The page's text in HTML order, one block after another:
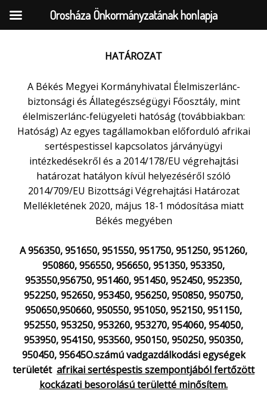
content
HATÁROZAT
A Békés Megyei Kormányhivatal Élelmiszerlánc-
biztonsági és Állategészségügyi Főosztály, mint
élelmiszerlánc-felügyeleti hatóság (továbbiakban:
Hatóság) Az egyes tagállamokban előforduló afrikai
sertéspestissel kapcsolatos járványügyi
intézkedésekről és a 2014/178/EU végrehajtási
határozat hatályon kívül helyezéséről szóló
2014/709/EU Bizottsági Végrehajtási Határozat
Mellékletének 2020, május 18-1 módosítása miatt
Békés megyében
A 956350, 951650, 951550, 951750, 951250, 951260,
950860, 956550, 956650, 951350, 953350,
953550,956750, 951460, 951450, 952450, 952350,
952250, 952650, 953450, 956250, 950850, 950750,
950650,950660, 950550, 951050, 952150, 951150,
952550, 953250, 953260, 953270, 954060, 954050,
953950, 954150, 953560, 950150, 950250, 950350,
950450, 95645O.számú vadgazdálkodási egységek
területét afrikai sertéspestis szempontjából fertőzött
kockázati besorolású területté minősítem.
Orosháza Önkormányzatának honlapja